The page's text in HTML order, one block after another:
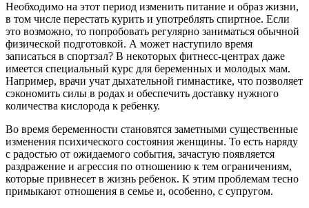
Необходимо на этот период изменить питание и образ жизни,
в том числе перестать курить и употреблять спиртное. Если
это возможно, то попробовать регулярно заниматься обычной
физической подготовкой. А может наступило время
записаться в спортзал? В некоторых фитнесс-центрах даже
имеется специальный курс для беременных и молодых мам.
Например, врачи учат дыхательной гимнастике, что позволяет
сэкономить силы в родах и обеспечить доставку нужного
количества кислорода к ребенку.
Во время беременности становятся заметными существенные
изменения психического состояния женщины. То есть наряду
с радостью от ожидаемого события, зачастую появляется
раздражение и агрессия по отношению к тем ограничениям,
которые привнесет в жизнь ребенок. К этим проблемам тесно
примыкают отношения в семье и, особенно, с супругом.